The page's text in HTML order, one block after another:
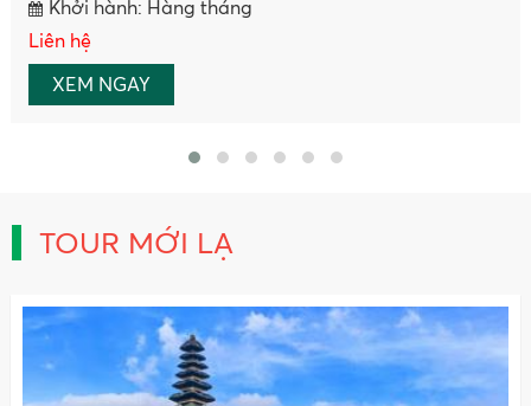
Khởi hành: Hàng Tuần
Liên hệ
XEM NGAY
TOUR MỚI LẠ